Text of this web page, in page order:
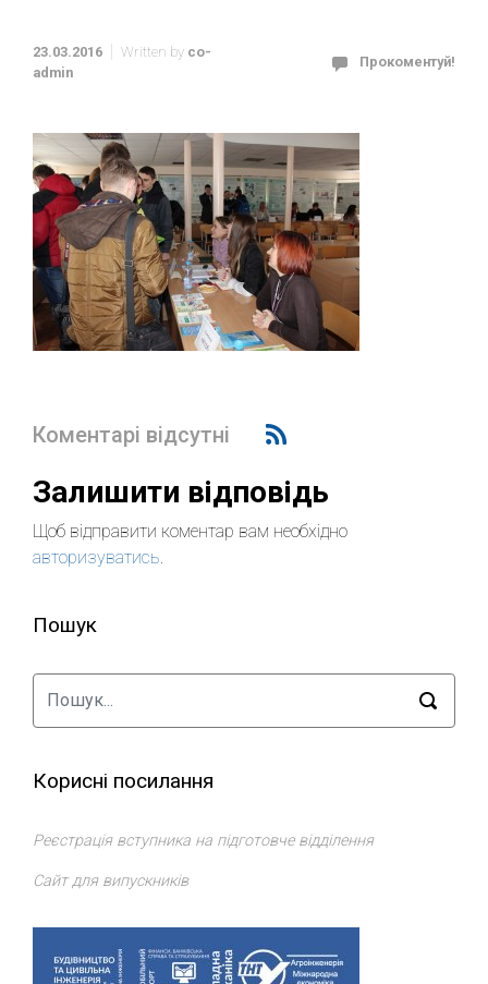
23.03.2016 Written by co-
admin
Прокоментуй!
Коментарі відсутні
Залишити відповідь
Щоб відправити коментар вам необхідно
авторизуватись.
Пошук
Корисні посилання
Реєстрація вступника на підготовче відділення
Сайт для випускників